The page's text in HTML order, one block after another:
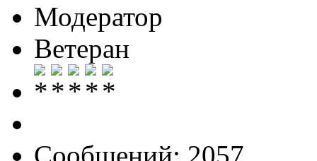
Модератор
Ветеран
Сообщений: 2057